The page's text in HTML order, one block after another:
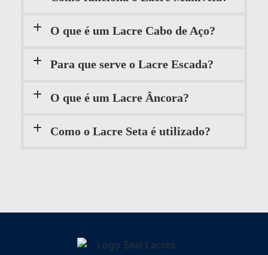
O que é um Lacre Cabo de Aço?
Para que serve o Lacre Escada?
O que é um Lacre Âncora?
Como o Lacre Seta é utilizado?